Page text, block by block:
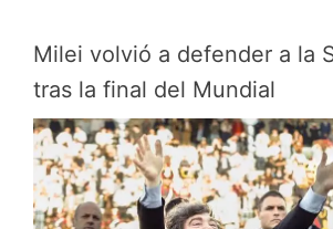
Milei volvió a defender a la
tras la final del Mundial